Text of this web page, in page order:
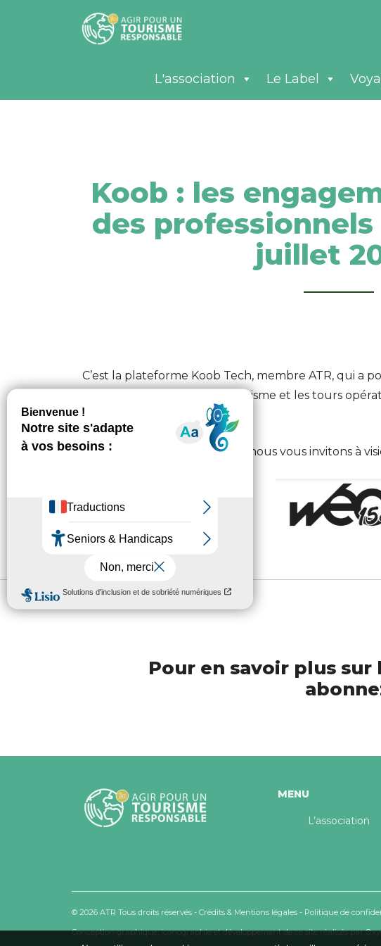
L'association Le Label
Koob : les
des
juillet
C’est la plateforme Koob Tech, membre ATR, qui a
professionnels locaux du tourisme et les tours
cette vidéo de Wéo Planète.
Pour en savoir plus sur Koob, nous vous invitons à
Pour en savoir plus
MENU
L’association
© 2026 ATR Tous droits réservés - Crédits & Mentions légales - Politique de
Conception graphique, iconographie et développement de ce site réalisés par